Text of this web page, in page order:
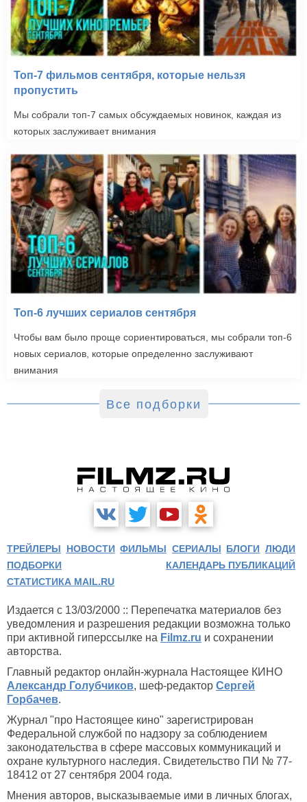
Топ-7 фильмов сентября, которые нельзя
пропустить
Мы собрали топ-7 самых обсуждаемых новинок, каждая из
которых заслуживает внимания
Топ-6 лучших сериалов сентября
Чтобы вам было проще сориентироваться, мы собрали топ-6
новых сериалов, которые определенно заслуживают
внимания
Все подборки
ТРЕЙЛЕРЫ НОВОСТИ ФИЛЬМЫ СЕРИАЛЫ БЛОГИ ЛЮДИ
ПОДБОРКИ
КАЛЕНДАРЬ ПУБЛИКАЦИЙ
СТАТИСТИКА MAIL.RU
Издается с 13/03/2000 :: Перепечатка материалов без
уведомления и разрешения редакции возможна только
при активной гиперссылке на Filmz.ru и сохранении
авторства.
Главный редактор онлайн-журнала Настоящее КИНО
Александр Голубчиков, шеф-редактор Сергей
Горбачев.
Журнал "про Настоящее кино" зарегистрирован
Федеральной службой по надзору за соблюдением
законодательства в сфере массовых коммуникаций и
охране культурного наследия. Свидетельство ПИ № 77-
18412 от 27 сентября 2004 года.
Мнения авторов, высказываемые ими в личных блогах,